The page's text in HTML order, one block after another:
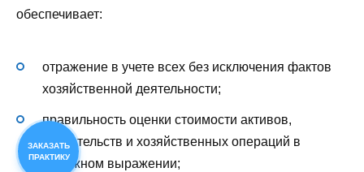
ЗАКАЗАТЬ
ПРАКТИКУ
обеспечивает:
отражение в учете всех без исключения фактов
хозяйственной деятельности;
правильность оценки стоимости активов,
обязательств и хозяйственных операций в
денежном выражении;